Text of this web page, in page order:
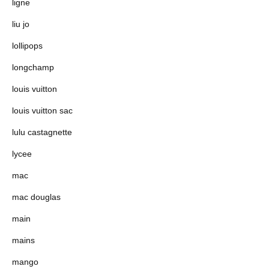
ligne
liu jo
lollipops
longchamp
louis vuitton
louis vuitton sac
lulu castagnette
lycee
mac
mac douglas
main
mains
mango